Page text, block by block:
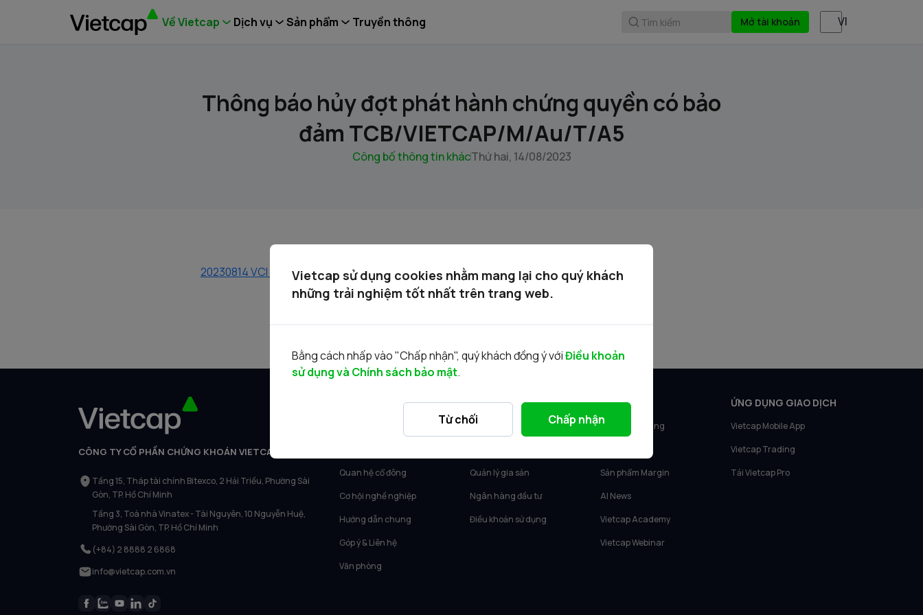
Về Vietcap Dịch vụ Sản phẩm Truyền thông Tìm kiếm Mở tài khoản
Thông báo hủy đợt phát hành chứng quyền có bảo
đảm TCB/VIETCAP/M/Au/T/A5
Công bố thông tin khácThứ hai, 14/08/2023
20230814 VCI Chung quyen TCB.VIETCAP.M.Au.T.A5-CBTT huy dot phat hanh cw.pdf
CÔNG TY CỔ PHẦN CHỨNG KHOÁN VIETCAP
Tầng 15, Tháp tài chính Bitexco, 2 Hải Triều, Phường Sài
Gòn, TP. Hồ Chí Minh
Tầng 3, Toà nhà Vinatex - Tài Nguyên, 10 Nguyễn Huệ,
Phường Sài Gòn, TP. Hồ Chí Minh
(+84) 2 8888 2 6868
info@vietcap.com.vn
Quan hệ cổ đông
Cơ hội nghề nghiệp
Hướng dẫn chung
Góp ý & Liên hệ
Văn phòng
DỊCH VỤ
Tư vấn KH Cá nhân
Quản lý gia sản
Ngân hàng đầu tư
Điều khoản sử dụng
SẢN PHẨM
Vietcap Trading
Sản phẩm Margin
AI News
Vietcap Academy
Vietcap Webinar
ỨNG DỤNG GIAO DỊCH
Vietcap Mobile App
Vietcap Trading
Tải Vietcap Pro
Vietcap sử dụng cookies nhằm mang lại cho quý khách
những trải nghiệm tốt nhất trên trang web.
Bằng cách nhấp vào "Chấp nhận", quý khách đồng ý vớiĐiều khoản
sử dụng và Chính sách bảo mật.
Từ chối Chấp nhận